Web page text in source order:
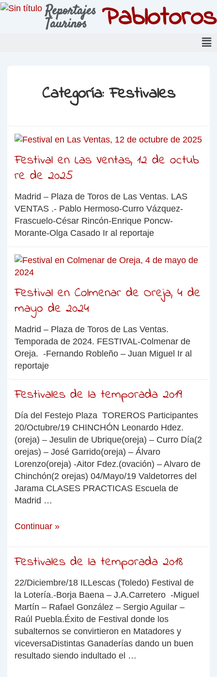
Reportajes
Taurinos Pablotoros
Categoría:Festivales
Festival en Las Ventas, 12 de octub
re de 2025
Madrid – Plaza de Toros de Las Ventas. LAS
VENTAS .- Pablo Hermoso-Curro Vázquez-
Frascuelo-César Rincón-Enrique Poncw-
Morante-Olga Casado Ir al reportaje
Festival en Colmenar de Oreja, 4 de
mayo de 2024
Madrid – Plaza de Toros de Las Ventas.
Temporada de 2024. FESTIVAL-Colmenar de
Oreja. -Fernando Robleño – Juan Miguel Ir al
reportaje
Festivales de la temporada 2019
Día del Festejo Plaza TOREROS Participantes
20/Octubre/19 CHINCHÓN Leonardo Hdez.
(oreja) – Jesulin de Ubrique(oreja) – Curro Día(2
orejas) – José Garrido(oreja) – Álvaro
Lorenzo(oreja) -Aitor Fdez.(ovación) – Alvaro de
Chinchón(2 orejas) 04/Mayo/19 Valdetorres del
Jarama CLASES PRACTICAS Escuela de
Madrid …
Continuar »
Festivales de la temporada 2018
22/Diciembre/18 ILLescas (Toledo) Festival de
la Lotería.-Borja Baena – J.A.Carretero -Miguel
Martín – Rafael González – Sergio Aguilar –
Raúl Puebla.Éxito de Festival donde los
subalternos se convirtieron en Matadores y
viceversaDistintas Ganaderías dando un buen
resultado siendo indultado el …